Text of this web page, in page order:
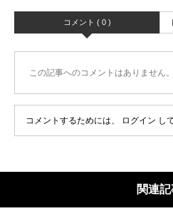
コメント ( 0 )
この記事へのコメントはありません。
コメントするためには、 ログイン し
関連